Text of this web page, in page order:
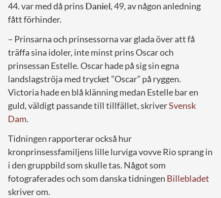
44. var med då prins Daniel, 49, av någon anledning
fått förhinder.
– Prinsarna och prinsessorna var glada över att få
träffa sina idoler, inte minst prins Oscar och
prinsessan Estelle. Oscar hade på sig sin egna
landslagströja med trycket ”Oscar” på ryggen.
Victoria hade en blå klänning medan Estelle bar en
guld, väldigt passande till tillfället, skriverSvensk
Dam.
Tidningen rapporterar också hur
kronprinsessfamiljens lille lurviga vovve Rio sprang in
i den gruppbild som skulle tas. Något som
fotograferades och som danska tidningen Billebladet
skriver om.